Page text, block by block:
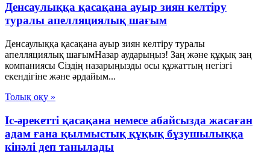
Денсаулыққа қасақана ауыр зиян келтіру
туралы апелляциялық шағым
Денсаулыққа қасақана ауыр зиян келтіру туралы
апелляциялық шағымНазар аударыңыз! Заң және құқық заң
компаниясы Сіздің назарыңызды осы құжаттың негізгі
екендігіне және әрдайым...
Толық оқу »
Іс-әрекетті қасақана немесе абайсызда жасаған
адам ғана қылмыстық құқық бұзушылыққа
кінәлі деп танылады